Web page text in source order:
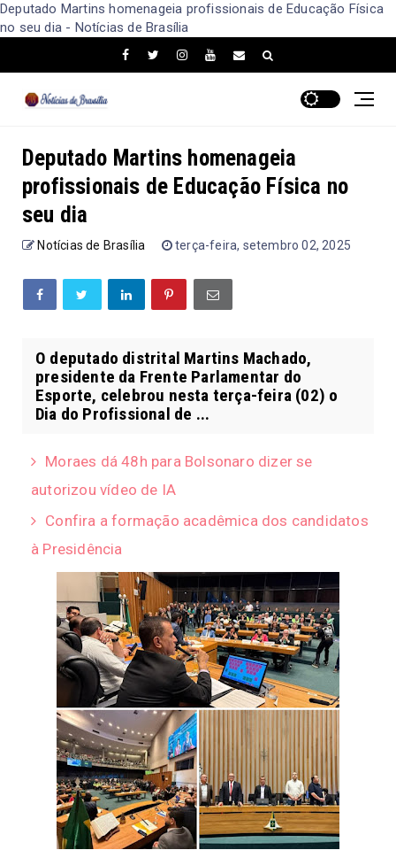
Deputado Martins homenageia profissionais de Educação Física
no seu dia - Notícias de Brasília
Deputado Martins homenageia
profissionais de Educação Física no
seu dia
Notícias de Brasília terça-feira, setembro 02, 2025
O deputado distrital Martins Machado,
presidente da Frente Parlamentar do
Esporte, celebrou nesta terça-feira (02) o
Dia do Profissional de ...
Moraes dá 48h para Bolsonaro dizer se
autorizou vídeo de IA
Confira a formação acadêmica dos candidatos
à Presidência